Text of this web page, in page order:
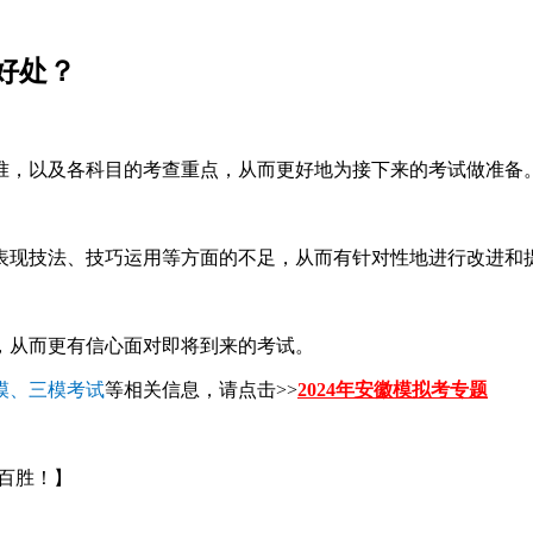
处？
以及各科目的考查重点，从而更好地为接下来的考试做准备
技法、技巧运用等方面的不足，从而有针对性地进行改进和
而更有信心面对即将到来的考试。
、三模考试等相关信息，请点击>>2024年安徽模拟考专题
胜！】